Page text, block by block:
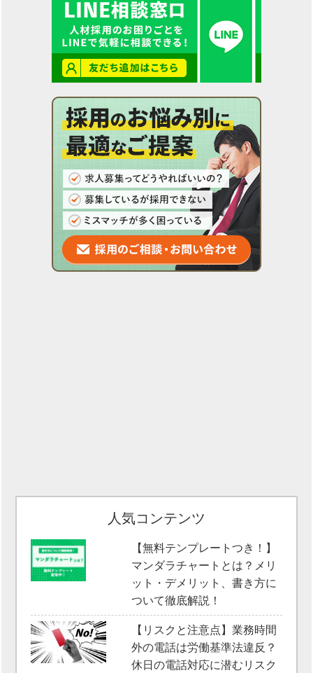
人気コンテンツ
【無料テンプレートつき！】
マンダラチャートとは？メリ
ット・デメリット、書き方に
ついて徹底解説！
【リスクと注意点】業務時間
外の電話は労働基準法違反？
休日の電話対応に潜むリスク